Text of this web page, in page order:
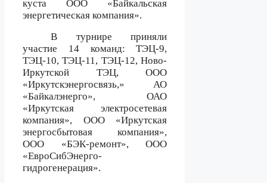
куста ООО «Байкальская
энергетическая компания».
В турнире приняли
участие 14 команд: ТЭЦ-9,
ТЭЦ-10, ТЭЦ-11, ТЭЦ-12, Ново-
Иркутской ТЭЦ, ООО
«Иркутскэнергосвязь,» АО
«Байкалэнерго», ОАО
«Иркутская электросетевая
компания», ООО «Иркутская
энергосбытовая компания»,
ООО «БЭК-ремонт», ООО
«ЕвроСибЭнерго-
гидрогенерация».